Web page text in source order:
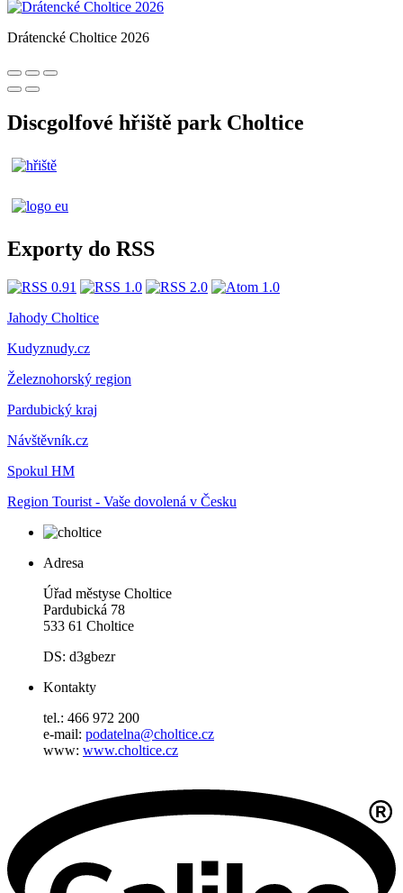
Drátencké Choltice 2026
Discgolfové hřiště park Choltice
Exporty do RSS
Jahody Choltice
Kudyznudy.cz
Železnohorský region
Pardubický kraj
Návštěvník.cz
Spokul HM
Region Tourist - Vaše dovolená v Česku
Adresa
Úřad městyse Choltice
Pardubická 78
533 61 Choltice
DS: d3gbezr
Kontakty
tel.: 466 972 200
e-mail: podatelna@choltice.cz
www: www.choltice.cz